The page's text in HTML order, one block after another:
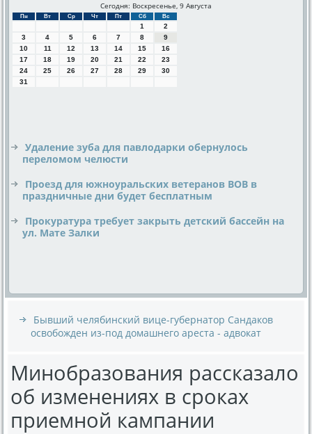
Сегодня: Воскресенье, 9 Августа
Пн Вт Ср Чт Пт Сб Вс
1
2
3
4 5 6 7 8
9
10
11 12 13 14 15
16
17
18 19 20 21 22
23
24
25 26 27 28 29
30
31
Удаление зуба для павлодарки обернулось
переломом челюсти
Проезд для южноуральских ветеранов ВОВ в
праздничные дни будет бесплатным
Прокуратура требует закрыть детский бассейн на
ул. Мате Залки
Бывший челябинский вице-губернатор Сандаков
освобожден из-под домашнего ареста - адвокат
Минобразования рассказало
об изменениях в сроках
приемной кампании